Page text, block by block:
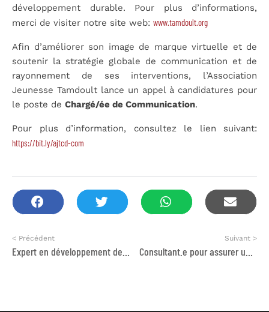
développement durable. Pour plus d’informations,
merci de visiter notre site web: www.tamdoult.org
Afin d’améliorer son image de marque virtuelle et de
soutenir la stratégie globale de communication et de
rayonnement de ses interventions, l’Association
Jeunesse Tamdoult lance un appel à candidatures pour
le poste de Chargé/ée de Communication.
Pour plus d’information, consultez le lien suivant:
https://bit.ly/ajtcd-com
< Précédent Suivant >